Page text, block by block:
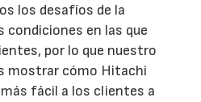
los desafíos de la
condiciones en las que
por lo que nuestro
mostrar cómo Hitachi
fácil a los clientes a